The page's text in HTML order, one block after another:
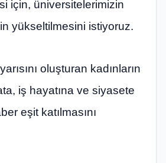
için, üniversitelerimizin
yükseltilmesini istiyoruz.
oluşturan kadınların
iş hayatına ve siyasete
eşit katılmasını